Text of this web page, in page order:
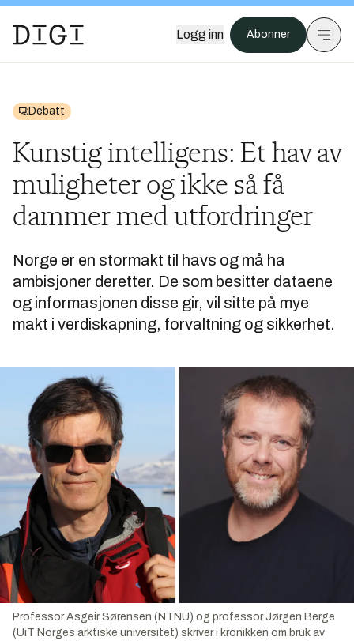
Logg inn Abonner
Debatt
Kunstig intelligens: Et hav av
muligheter og ikke så få
dammer med utfordringer
Norge er en stormakt til havs og må ha
ambisjoner deretter. De som besitter dataene
og informasjonen disse gir, vil sitte på mye
makt i verdiskapning, forvaltning og sikkerhet.
Professor Asgeir Sørensen (NTNU) og professor Jørgen Berge
(UiT Norges arktiske universitet) skriver i kronikken om bruk av